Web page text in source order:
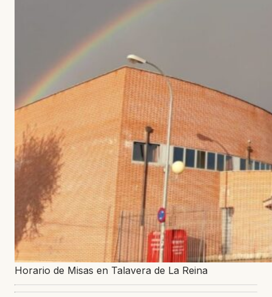
Horario de Misas en Talavera de La Reina